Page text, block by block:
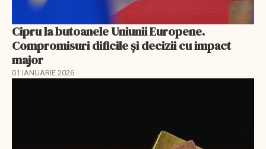
Cipru la butoanele Uniunii Europene.
Compromisuri dificile și decizii cu impact
major
01 IANUARIE 2026